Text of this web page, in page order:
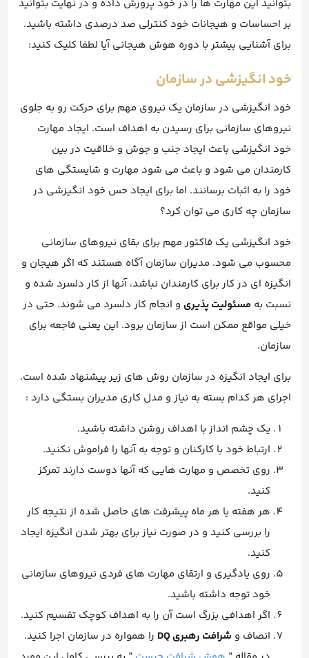
بتوانید این مهارت ها را در خود پرورش داده و در نهایت بتوانید
بر احساسات و هیجانات خود کنترلی صد درصدی داشته باشید.
برای آشنایی بیشتر با دوره هوش هیجانی آیا لطفا کلیک کنید:
خود انگیزشی در سازمان
خود انگیزشی در سازمان یک نیروی مهم برای حرکت رو به جلوی
نیروهای سازمانی برای رسیدن به اهداف است. ایجاد مهارت
خود انگیزشی باعث ایجاد جنب و جوش و خلاقیت در بین
کارمندان می شود و باعث می شود مهارت و شایستگی های
خود را به اثبات برسانند. اما برای ایجاد حس خود انگیزشی در
سازمان چه کاری می توان کرد؟
خود انگیزشی یک فاکتور مهم برای بقای نیروهای سازمانی
محسوب می شود. مدیران سازمان آگاه هستند که اگر هیجان و
انگیزه ای در کار برای کارمندان نباشد، آنها از کار دلسرد شده و
نسبت بهمسئولیت پذیری و انجام کار دلسرد می شوند. حتی در
خیلی مواقع ممکن است از سازمان برود. این یعنی فاجعه برای
سازمان.
برای ایجاد انگیزه در سازمان روش های زیر پیشنهاد شده است.
اجرای هر کدام بسته به نیاز و مدل کاری مدیران بستگی دارد :
یک چشم انداز با اهداف روشن داشته باشید.
ارتباط خود با کارکنان و توجه به آنها را فراموش نکنید.
روی تخصص و مهارت هایی که آنها دوست دارند تمرکز
کنید.
هر هفته یا هر ماه پیشرفت های حاصل شده از نتیجه کار
را بررسی کنید و در صورت نیاز برای بهتر شدن انگیزه ایجاد
کنید.
روی یادگیری و ارتقای مهارت های فردی نیروهای سازمانی
خود توجه داشته باشید.
اگر اهدافی بزرگ است آن را به اهداف کوچک تقسیم کنید.
انصاف و شرافت رهبری DQ
را همواره در سازمان اجرا کنید.